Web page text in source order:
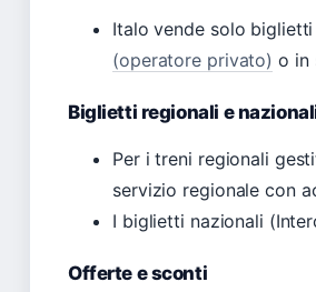
Italo vende solo
(operatore privato) o in
Biglietti regionali e
Per i treni regionali
servizio regionale con
I biglietti nazionali
Offerte e sconti